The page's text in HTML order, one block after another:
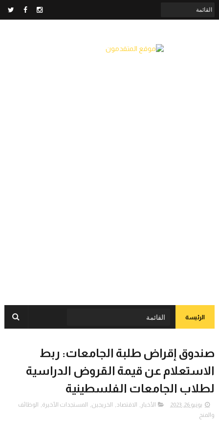
الرئيسة
صندوق إقراض طلبة الجامعات: ربط
الاستعلام عن قيمة القروض الدراسية
لطلاب الجامعات الفلسطينية
يونيو 26, 2023 الأخبار , الاقتصاد, الخريجين, المستجدات الأخيرة,
الوظائف
والمنح